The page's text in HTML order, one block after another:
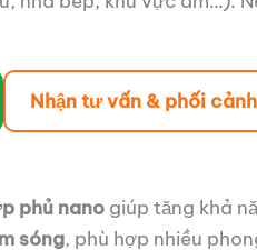
Nhận tư vấn & phối
phủ nano giúp tăng khả
sóng, phù hợp nhiều